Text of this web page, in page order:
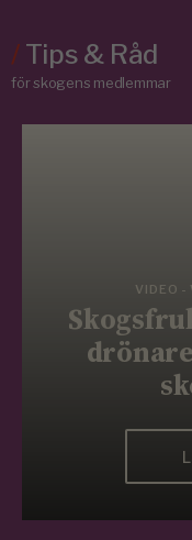
/Tips & Råd
för skogens medlemmar
VIDEO -